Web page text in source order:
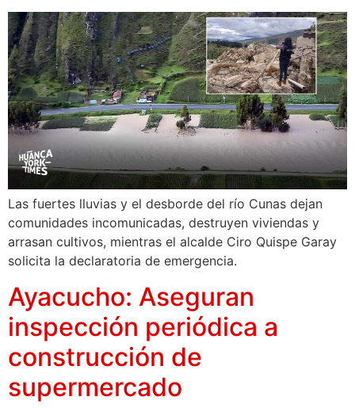
Las fuertes lluvias y el desborde del río Cunas dejan
comunidades incomunicadas, destruyen viviendas y
arrasan cultivos, mientras el alcalde Ciro Quispe Garay
solicita la declaratoria de emergencia.
Ayacucho: Aseguran
inspección periódica a
construcción de
supermercado